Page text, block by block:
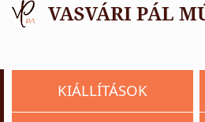
KIÁLLÍTÁSOK